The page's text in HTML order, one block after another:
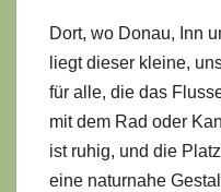
Dort, wo Donau, Inn
liegt dieser kleine,
für alle, die das
mit dem Rad oder
ist ruhig, und die
eine naturnahe